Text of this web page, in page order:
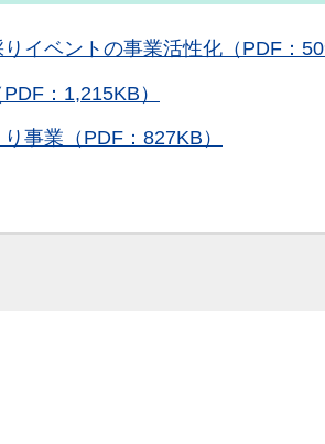
イベントの事業活性化（PDF：
：1,215KB）
事業（PDF：827KB）